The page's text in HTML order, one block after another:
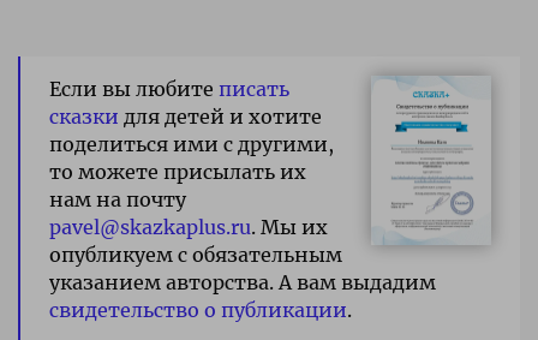
Если вы любите писать
сказки для детей и хотите
поделиться ими с другими,
то можете присылать их
нам на почту
pavel@skazkaplus.ru. Мы их
опубликуем с обязательным
указанием авторства. А вам выдадим
свидетельство о публикации.